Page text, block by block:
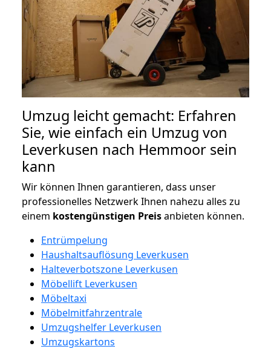
Umzug leicht gemacht: Erfahren
Sie, wie einfach ein Umzug von
Leverkusen nach Hemmoor sein
kann
Wir können Ihnen garantieren, dass unser
professionelles Netzwerk Ihnen nahezu alles zu
einem kostengünstigen Preisanbieten können.
Entrümpelung
Haushaltsauflösung Leverkusen
Halteverbotszone Leverkusen
Möbellift Leverkusen
Möbeltaxi
Möbelmitfahrzentrale
Umzugshelfer Leverkusen
Umzugskartons